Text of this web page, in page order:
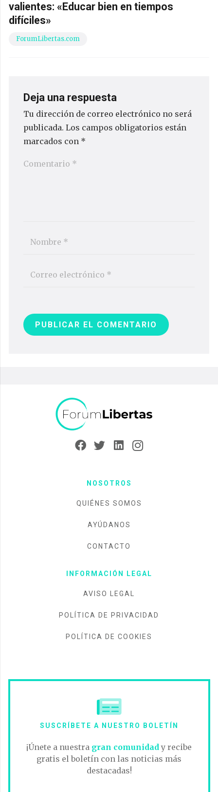
valientes: «Educar bien en tiempos
difíciles»
ForumLibertas.com
Deja una respuesta
Tu dirección de correo electrónico no será
publicada. Los campos obligatorios están
marcados con *
PUBLICAR EL COMENTARIO
NOSOTROS
QUIÉNES SOMOS
AYÚDANOS
CONTACTO
INFORMACIÓN LEGAL
AVISO LEGAL
POLÍTICA DE PRIVACIDAD
POLÍTICA DE COOKIES
SUSCRÍBETE A NUESTRO BOLETÍN
¡Únete a nuestra gran comunidad y recibe
gratis el boletín con las noticias más
destacadas!